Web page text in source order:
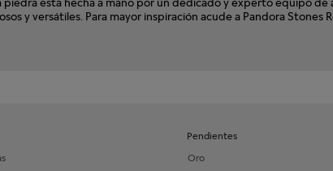
y versátiles. Para mayor inspiración acude a Pandora Stones
Pendientes
Oro